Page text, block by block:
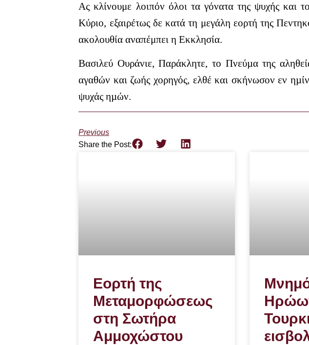
Ας κλίνουμε λοιπόν όλοι τα γόνατα της ψυχής και
Κύριο, εξαιρέτως δε κατά τη μεγάλη εορτή της
ακολουθία αναπέμπει η Εκκλησία.
Βασιλεύ Ουράνιε, Παράκλητε, το Πνεύµα της
αγαθών και ζωής χορηγός, ελθέ και σκήνωσον εν
ψυχάς ηµών.
Previous
Share the Post:
Εορτή της
Μεταμορφώσεως
στη Σωτήρα
Αμμοχώστου